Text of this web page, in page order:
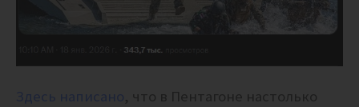
Здесь написано, что в Пентагоне настолько